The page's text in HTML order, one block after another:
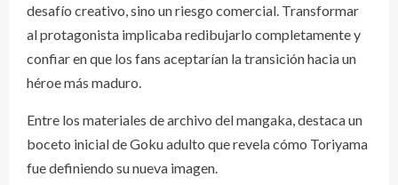
desafío creativo, sino un riesgo comercial. Transformar
al protagonista implicaba redibujarlo completamente y
confiar en que los fans aceptarían la transición hacia un
héroe más maduro.
Entre los materiales de archivo del mangaka, destaca un
boceto inicial de Goku adulto que revela cómo Toriyama
fue definiendo su nueva imagen.